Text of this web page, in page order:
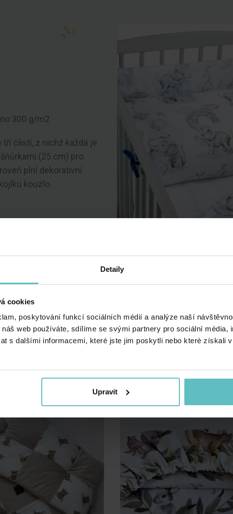
Detaily
cookies
poskytování funkcí sociálních médií a analýze naší
web používáte, sdílíme se svými partnery pro sociální média,
s dalšími informacemi, které jste jim poskytli nebo které získali
Upravit
300 g/m2
částí, z nichž každá je
(25 cm) pro
plní dekorativní
kouzlo.
v Polsku, což zaručuje péči o každý detail v
Použité materiály mají certifikát STANDARD 100
nejmenších.
Doporučené produkty